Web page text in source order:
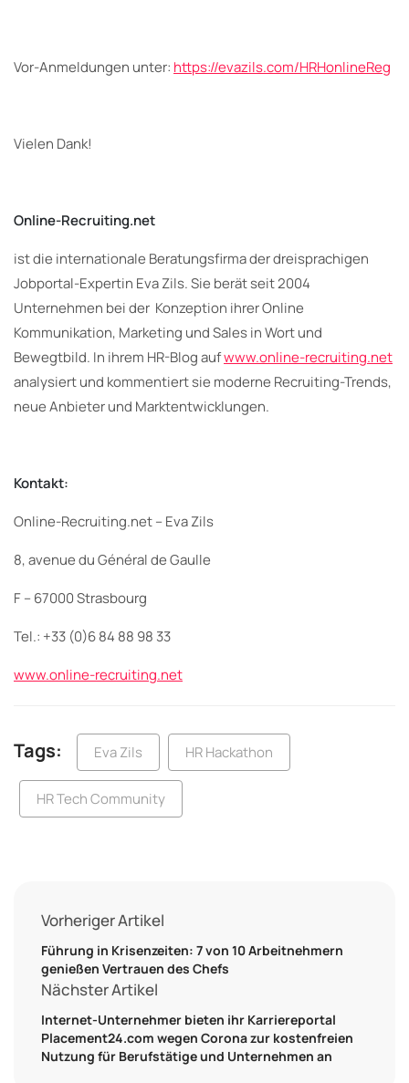
Vor-Anmeldungen unter: https://evazils.com/HRHonlineReg
Vielen Dank!
Online-Recruiting.net
ist die internationale Beratungsfirma der dreisprachigen
Jobportal-Expertin Eva Zils. Sie berät seit 2004
Unternehmen bei der Konzeption ihrer Online
Kommunikation, Marketing und Sales in Wort und
Bewegtbild. In ihrem HR-Blog aufwww.online-recruiting.net
analysiert und kommentiert sie moderne Recruiting-Trends,
neue Anbieter und Marktentwicklungen.
Kontakt:
Online-Recruiting.net – Eva Zils
8, avenue du Général de Gaulle
F – 67000 Strasbourg
Tel.: +33 (0)6 84 88 98 33
www.online-recruiting.net
Tags: Eva Zils HR Hackathon
HR Tech Community
Vorheriger Artikel
Führung in Krisenzeiten: 7 von 10 Arbeitnehmern
genießen Vertrauen des Chefs
Nächster Artikel
Internet-Unternehmer bieten ihr Karriereportal
Placement24.com wegen Corona zur kostenfreien
Nutzung für Berufstätige und Unternehmen an